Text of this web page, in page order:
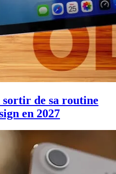
de sa routine
en 2027